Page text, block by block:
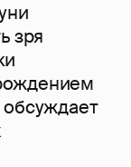
зря
обсуждает